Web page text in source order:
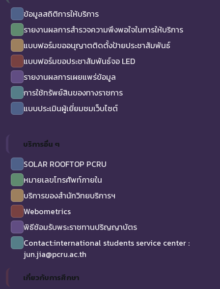
ข้อมูลสถิติการให้บริการ
รายงานผลการสำรวจความพึงพอใจในการให้บริการ
แบบฟอร์มขออนุญาตติดตั้งป้ายประชาสัมพันธ์
แบบฟอร์มขอประชาสัมพันธ์จอ LED
รายงานผลการเผยแพร่ข้อมูล
การใช้ทรัพย์สินของทางราชการ
แบบประเมินผู้เยี่ยมชมเว็บไซต์
บริการอื่น ๆ
SOLAR ROOFTOP PCRU
หมายเลขโทรศัพท์ภายใน
บริการของสำนักวิทยบริการฯ
Webometrics
พิธีซ้อมรับพระราชทานปริญญาบัตร
Contact:international students service center :
jun.jia@pcru.ac.th
เกี่ยวกับการศึกษา